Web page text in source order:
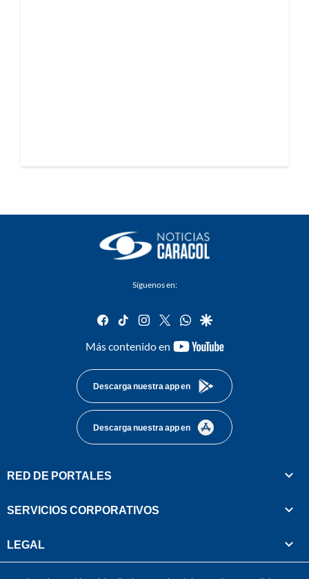
Síguenos en:
facebook
tiktok instagram
twitterwhatsapp
google
Más contenido en
youtube-
Descarga nuestra app en
Descarga nuestra app en
RED DE PORTALES
SERVICIOS CORPORATIVOS
LEGAL